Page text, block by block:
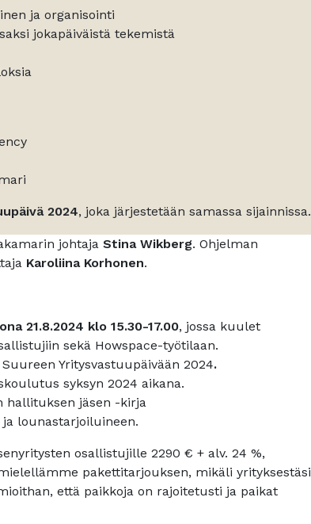
ja organisointi
jokapäiväistä tekemistä
2024, joka järjestetään samassa sijainnissa.
johtaja Stina Wikberg. Ohjelman
Karoliina Korhonen.
21.8.2024 klo 15.30-17.00, jossa kuulet
sekä Howspace-työtilaan.
Yritysvastuupäivään 2024.
syksyn 2024 aikana.
hallituksen jäsen -kirja
lounastarjoiluineen.
osallistujille 2290 € + alv. 24 %,
pakettitarjouksen, mikäli yrityksestäsi
että paikkoja on rajoitetusti ja paikat